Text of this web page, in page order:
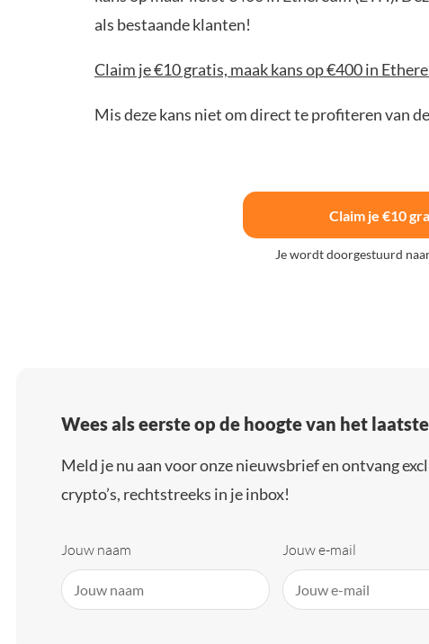
als bestaande klanten!
Claim je €10 gratis, maak kans op €400 in
Mis deze kans niet om direct te profiteren van
Claim je €10
Je wordt doorgestuurd
Wees als eerste op de hoogte van het
Meld je nu aan voor onze nieuwsbrief en ontvang
crypto’s, rechtstreeks in je inbox!
Jouw naam Jouw e-mail